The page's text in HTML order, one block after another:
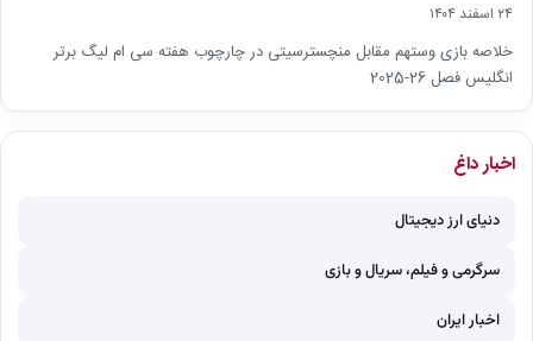
۲۴ اسفند ۱۴۰۴
خلاصه بازی وستهم مقابل منچسترسیتی در چارچوب هفته سی ام لیگ برتر
انگلیس فصل 26-2025
اخبار داغ
دنیای ارز دیجیتال
سرگرمی و فیلم، سریال و بازی
اخبار ایران